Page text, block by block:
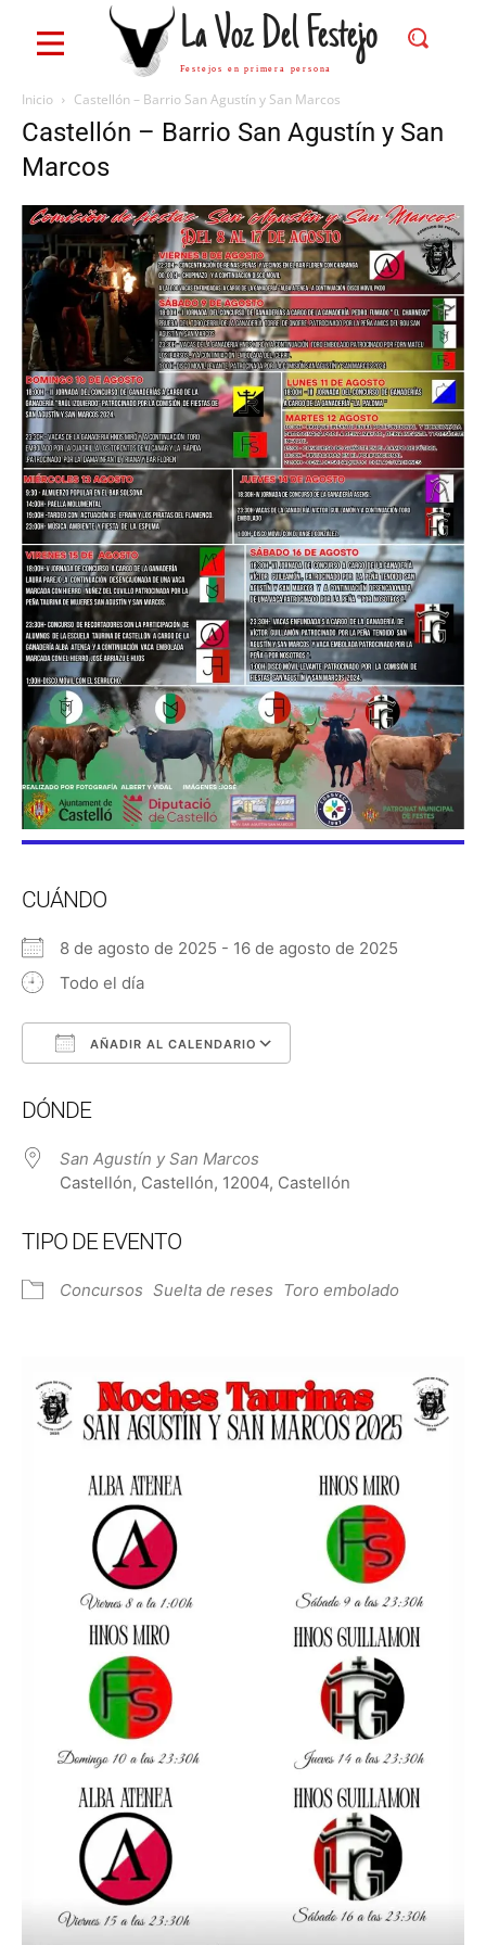
La Voz Del Festejo
Festejos en primera persona
Inicio Castellón – Barrio San Agustín y San Marcos
Castellón – Barrio San Agustín y San
Marcos
CUÁNDO
8 de agosto de 2025 - 16 de agosto de 2025
Todo el día
AÑADIR AL CALENDARIO
DÓNDE
San Agustín y San Marcos
Castellón, Castellón, 12004, Castellón
TIPO DE EVENTO
Concursos Suelta de reses Toro embolado